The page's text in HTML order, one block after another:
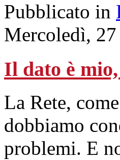
Pubblicato in
Mercoledì,
Il dato è
La Rete,
dobbiamo
problemi. E